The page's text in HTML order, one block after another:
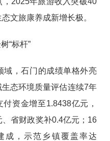
文旅康养成新增长极。
“标杆”
域，石门的成绩单格外亮
态环境质量评估连续7年
资金增至1.8438亿元，
省财政奖补0.4亿元；16
成，示范乡镇覆盖率达